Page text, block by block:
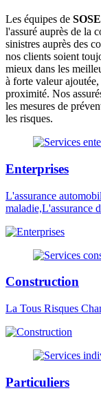
Les équipes de
l'assuré auprès de la
sinistres auprès des
nos clients soient
mieux dans les
à forte valeur
proximité. Nos
les mesures de
les risques.
Enterprises
L'assurance
maladie,L'assurance
Construction
La Tous Risques
Particuliers